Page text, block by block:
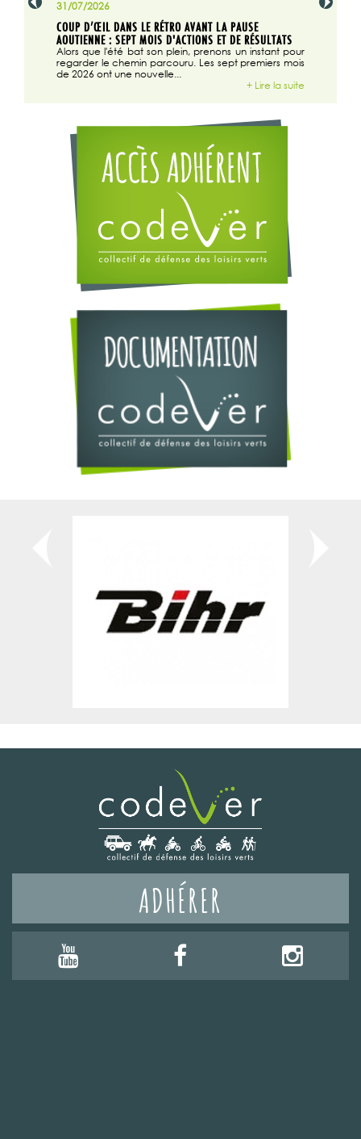
31/07/2026
COUP D’ŒIL DANS LE RÉTRO AVANT LA PAUSE
AOUTIENNE : SEPT MOIS D'ACTIONS ET DE RÉSULTATS
Alors que l'été bat son plein, prenons un instant pour
regarder le chemin parcouru. Les sept premiers mois
de 2026 ont une nouvelle...
+ Lire la suite
29/07/2026
ADHÉRER